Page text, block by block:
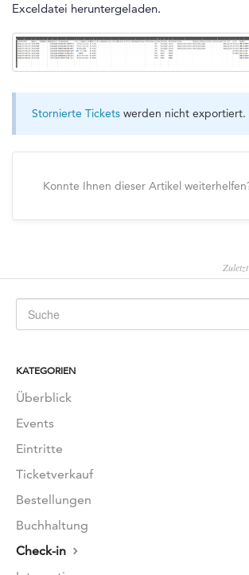
Exceldatei heruntergeladen.
Stornierte Tickets werden nicht exportiert.
Konnte Ihnen dieser Artikel
KATEGORIEN
Überblick
Events
Eintritte
Ticketverkauf
Bestellungen
Buchhaltung
Check-in